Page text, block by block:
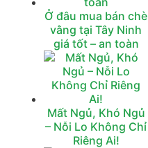
Ở đâu mua bán chè
vằng tại Tây Ninh
giá tốt – an toàn
Mất Ngủ, Khó Ngủ
– Nỗi Lo Không Chỉ
Riêng Ai!